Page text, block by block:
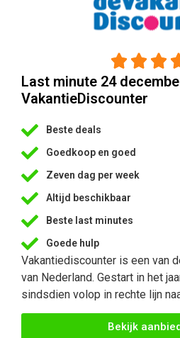
  
Last minute 24
VakantieDiscounter
Beste deals
Goedkoop en goed
Zeven dag per week
Altijd beschikbaar
Beste last minutes
Goede hulp
Vakantiediscounter is een van
van Nederland. Gestart in het
sindsdien volop in rechte lijn
Bekijk